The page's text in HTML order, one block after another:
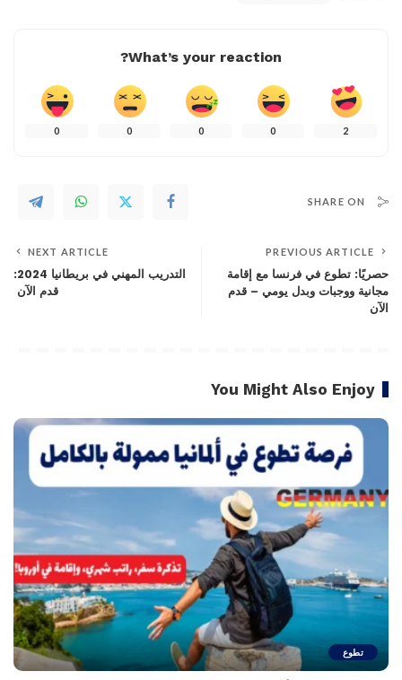
What’s your reaction?
2
0
0
0
0
SHARE ON
PREVIOUS ARTICLE
حصريًا: تطوع في فرنسا مع إقامة
مجانية ووجبات وبدل يومي – قدم
الآن
NEXT ARTICLE
التدريب المهني في بريطانيا 2024:
قدم الآن
You Might Also Enjoy
تطوع